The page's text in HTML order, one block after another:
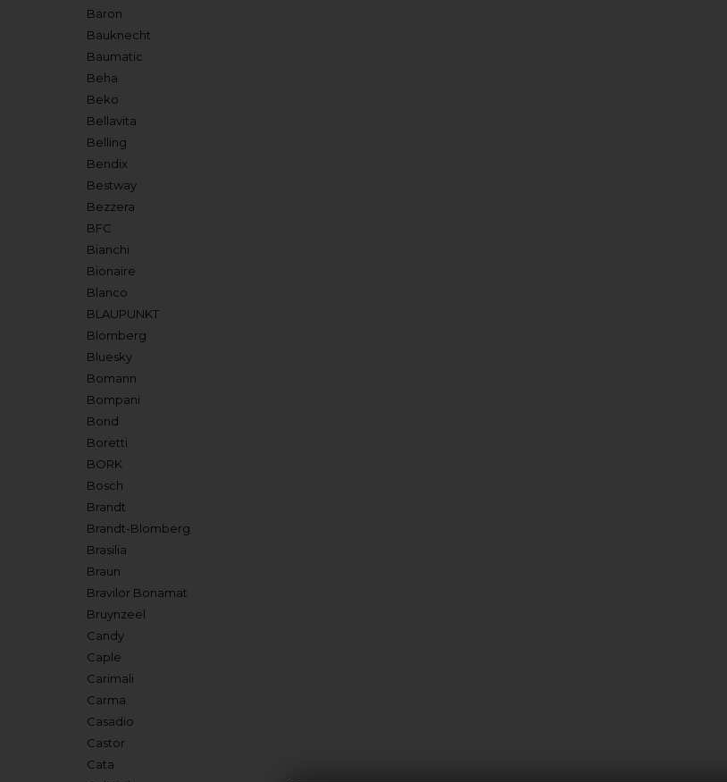
Baron
Bauknecht
Baumatic
Beha
Beko
Bellavita
Belling
Bendix
Bestway
Bezzera
BFC
Bianchi
Bionaire
Blanco
BLAUPUNKT
Blomberg
Bluesky
Bomann
Bompani
Bond
Boretti
BORK
Bosch
Brandt
Brandt-Blomberg
Brasilia
Braun
Bravilor Bonamat
Bruynzeel
Candy
Caple
Carimali
Carma
Casadio
Castor
Cata